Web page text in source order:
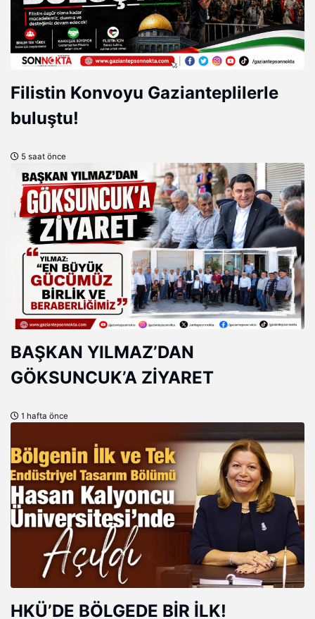
Filistin Konvoyu Gazianteplilerle
buluştu!
5 saat önce
BAŞKAN YILMAZ’DAN
GÖKSUNCUK’A ZİYARET
1 hafta önce
HKÜ’DE BÖLGEDE BİR İLK!